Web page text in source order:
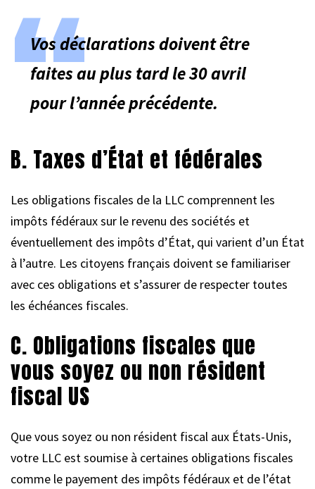
Vos déclarations doivent être
faites au plus tard le 30 avril
pour l’année précédente.
B. Taxes d’État et fédérales
Les obligations fiscales de la LLC comprennent les
impôts fédéraux sur le revenu des sociétés et
éventuellement des impôts d’État, qui varient d’un État
à l’autre. Les citoyens français doivent se familiariser
avec ces obligations et s’assurer de respecter toutes
les échéances fiscales.
C. Obligations fiscales que
vous soyez ou non résident
fiscal US
Que vous soyez ou non résident fiscal aux États-Unis,
votre LLC est soumise à certaines obligations fiscales
comme le payement des impôts fédéraux et de l’état